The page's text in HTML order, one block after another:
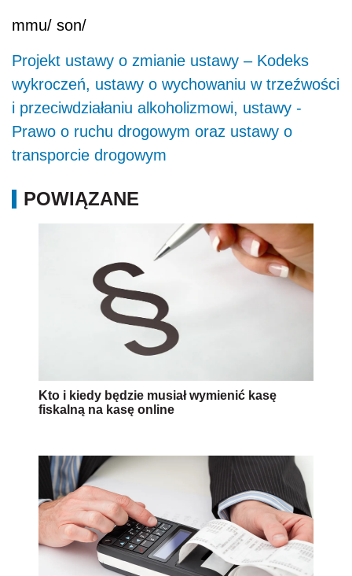
mmu/ son/
Projekt ustawy o zmianie ustawy – Kodeks
wykroczeń, ustawy o wychowaniu w trzeźwości
i przeciwdziałaniu alkoholizmowi, ustawy -
Prawo o ruchu drogowym oraz ustawy o
transporcie drogowym
POWIĄZANE
Kto i kiedy będzie musiał wymienić kasę
fiskalną na kasę online